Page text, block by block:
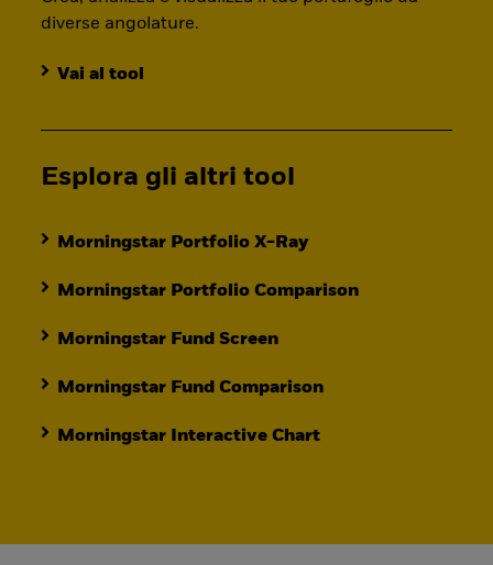
diverse angolature.
Vai al tool
Esplora gli altri tool
Morningstar Portfolio X-Ray
Morningstar Portfolio Comparison
Morningstar Fund Screen
Morningstar Fund Comparison
Morningstar Interactive Chart